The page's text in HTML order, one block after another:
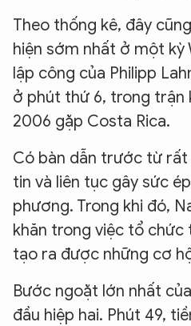
Theo thống kê, đây
hiện sớm nhất ở một kỳ
lập công của Philipp
ở phút thứ 6, trong trận
2006 gặp Costa Rica.
Có bàn dẫn trước từ
tin và liên tục gây sức
phương. Trong khi đó,
khăn trong việc tổ chức
tạo ra được những cơ
Bước ngoặt lớn nhất
đầu hiệp hai. Phút 49,